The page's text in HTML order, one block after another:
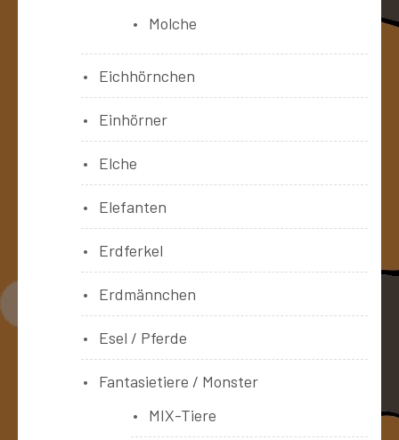
Molche
Eichhörnchen
Einhörner
Elche
Elefanten
Erdferkel
Erdmännchen
Esel / Pferde
Fantasietiere / Monster
MIX-Tiere